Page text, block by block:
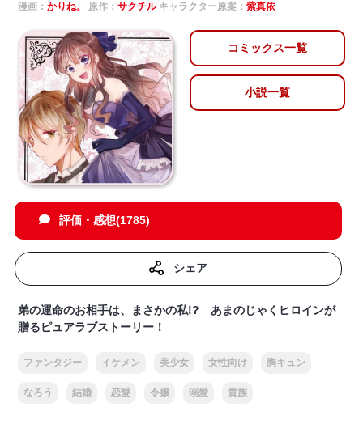
漫画：かりね。 原作：サクチルキャラクター原案：紫真依
コミックス一覧
小説一覧
評価・感想(1785)
シェア
弟の運命のお相手は、まさかの私!? あまのじゃくヒロインが
贈るピュアラブストーリー！
ファンタジー イケメン 美少女 女性向け 胸キュン
なろう 結婚 恋愛 令嬢 溺愛 貴族